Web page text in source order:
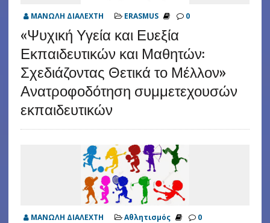
ΜΑΝΩΛΗ ΔΙΑΛΕΧΤΗ ERASMUS 0
«Ψυχική Υγεία και Ευεξία
Εκπαιδευτικών και Μαθητών:
Σχεδιάζοντας Θετικά το Μέλλον»
Ανατροφοδότηση συμμετεχουσών
εκπαιδευτικών
ΜΑΝΩΛΗ ΔΙΑΛΕΧΤΗ Αθλητισμός 0